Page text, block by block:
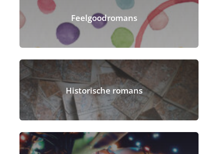
Feelgoodromans
Historische romans